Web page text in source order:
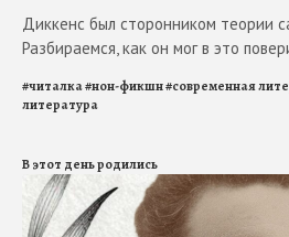
Диккенс был сторонником теории
Разбираемся, как он мог в это
#читалка#нон-фикшн#современная
литература
В этот день родились